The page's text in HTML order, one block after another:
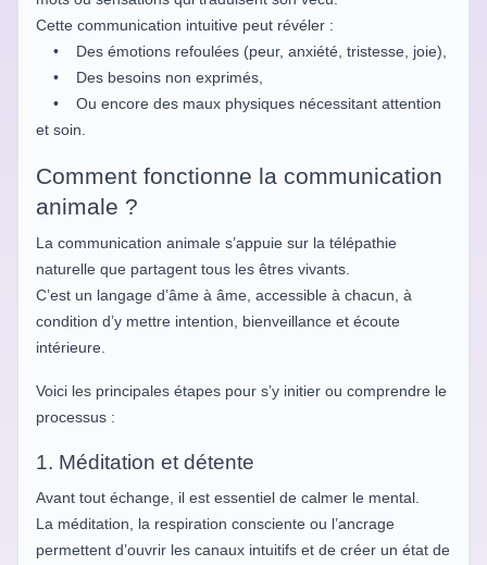
Cette communication intuitive peut révéler :
• Des émotions refoulées (peur, anxiété, tristesse, joie),
• Des besoins non exprimés,
• Ou encore des maux physiques nécessitant attention
et soin.
Comment fonctionne la communication
animale ?
La communication animale s’appuie sur la télépathie
naturelle que partagent tous les êtres vivants.
C’est un langage d’âme à âme, accessible à chacun, à
condition d’y mettre intention, bienveillance et écoute
intérieure.
Voici les principales étapes pour s’y initier ou comprendre le
processus :
1. Méditation et détente
Avant tout échange, il est essentiel de calmer le mental.
La méditation, la respiration consciente ou l’ancrage
permettent d’ouvrir les canaux intuitifs et de créer un état de